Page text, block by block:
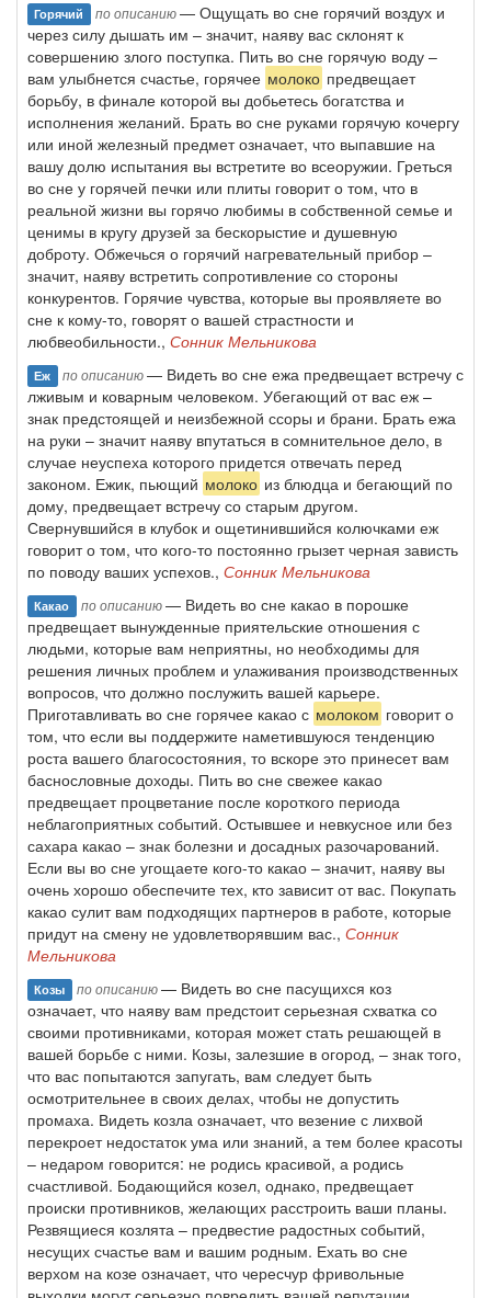
Горячий по описанию— Ощущать во сне горячий воздух и
через силу дышать им – значит, наяву вас склонят к
совершению злого поступка. Пить во сне горячую воду –
вам улыбнется счастье, горячее молоко предвещает
борьбу, в финале которой вы добьетесь богатства и
исполнения желаний. Брать во сне руками горячую кочергу
или иной железный предмет означает, что выпавшие на
вашу долю испытания вы встретите во всеоружии. Греться
во сне у горячей печки или плиты говорит о том, что в
реальной жизни вы горячо любимы в собственной семье и
ценимы в кругу друзей за бескорыстие и душевную
доброту. Обжечься о горячий нагревательный прибор –
значит, наяву встретить сопротивление со стороны
конкурентов. Горячие чувства, которые вы проявляете во
сне к кому-то, говорят о вашей страстности и
любвеобильности., Сонник Мельникова
Еж по описанию— Видеть во сне ежа предвещает встречу с
лживым и коварным человеком. Убегающий от вас еж –
знак предстоящей и неизбежной ссоры и брани. Брать ежа
на руки – значит наяву впутаться в сомнительное дело, в
случае неуспеха которого придется отвечать перед
законом. Ежик, пьющий молоко из блюдца и бегающий по
дому, предвещает встречу со старым другом.
Свернувшийся в клубок и ощетинившийся колючками еж
говорит о том, что кого-то постоянно грызет черная зависть
по поводу ваших успехов., Сонник Мельникова
Какао по описанию— Видеть во сне какао в порошке
предвещает вынужденные приятельские отношения с
людьми, которые вам неприятны, но необходимы для
решения личных проблем и улаживания производственных
вопросов, что должно послужить вашей карьере.
Приготавливать во сне горячее какао с молоком говорит о
том, что если вы поддержите наметившуюся тенденцию
роста вашего благосостояния, то вскоре это принесет вам
баснословные доходы. Пить во сне свежее какао
предвещает процветание после короткого периода
неблагоприятных событий. Остывшее и невкусное или без
сахара какао – знак болезни и досадных разочарований.
Если вы во сне угощаете кого-то какао – значит, наяву вы
очень хорошо обеспечите тех, кто зависит от вас. Покупать
какао сулит вам подходящих партнеров в работе, которые
придут на смену не удовлетворявшим вас., Сонник
Мельникова
Козы по описанию— Видеть во сне пасущихся коз
означает, что наяву вам предстоит серьезная схватка со
своими противниками, которая может стать решающей в
вашей борьбе с ними. Козы, залезшие в огород, – знак того,
что вас попытаются запугать, вам следует быть
осмотрительнее в своих делах, чтобы не допустить
промаха. Видеть козла означает, что везение с лихвой
перекроет недостаток ума или знаний, а тем более красоты
– недаром говорится: не родись красивой, а родись
счастливой. Бодающийся козел, однако, предвещает
происки противников, желающих расстроить ваши планы.
Резвящиеся козлята – предвестие радостных событий,
несущих счастье вам и вашим родным. Ехать во сне
верхом на козе означает, что чересчур фривольные